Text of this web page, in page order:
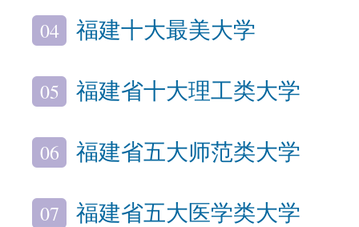
04 福建十大最美大学
05 福建省十大理工类大学
06 福建省五大师范类大学
07 福建省五大医学类大学